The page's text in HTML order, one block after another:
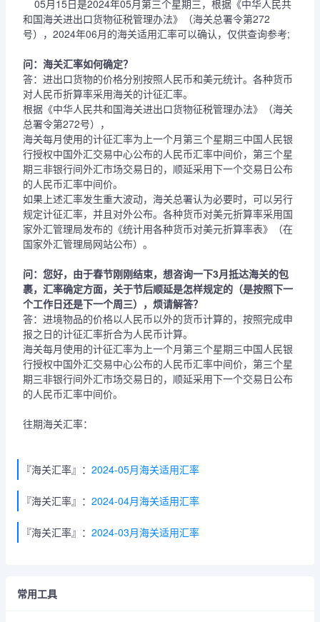
05月15日是2024年05月第三个星期三，根据《中华人民共
和国海关进出口货物征税管理办法》（海关总署令第272
号），2024年06月的海关适用汇率可以确认，仅供查询参考;
问：海关汇率如何确定？
答：进出口货物的价格分别按照人民币和美元统计。各种货币
对人民币折算率采用海关的计征汇率。
根据《中华人民共和国海关进出口货物征税管理办法》（海关
总署令第272号），
海关每月使用的计征汇率为上一个月第三个星期三中国人民银
行授权中国外汇交易中心公布的人民币汇率中间价，第三个星
期三非银行间外汇市场交易日的，顺延采用下一个交易日公布
的人民币汇率中间价。
如果上述汇率发生重大波动，海关总署认为必要时，可以另行
规定计征汇率，并且对外公布。各种货币对美元折算率采用国
家外汇管理局发布的《统计用各种货币对美元折算率表》（在
国家外汇管理局网站公布）。
问：您好，由于春节刚刚结束，想咨询一下3月抵达海关的包
裹，汇率确定方面，关于节后顺延是怎样规定的（是按照下一
个工作日还是下一个周三），烦请解答？
答：进境物品的价格以人民币以外的货币计算的，按照完成申
报之日的计征汇率折合为人民币计算。
海关每月使用的计征汇率为上一个月第三个星期三中国人民银
行授权中国外汇交易中心公布的人民币汇率中间价，第三个星
期三非银行间外汇市场交易日的，顺延采用下一个交易日公布
的人民币汇率中间价。
往期海关汇率：
『海关汇率』： 2024-05月海关适用汇率
『海关汇率』： 2024-04月海关适用汇率
『海关汇率』： 2024-03月海关适用汇率
常用工具